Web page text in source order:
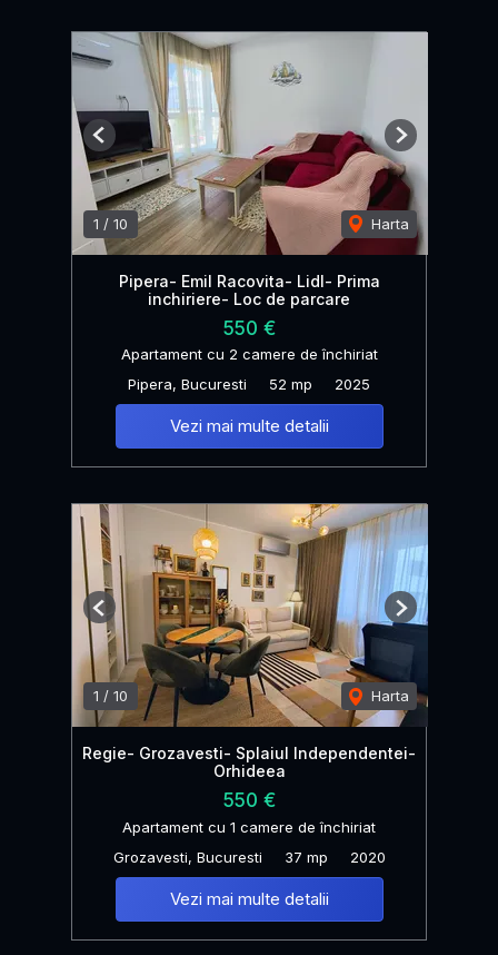
1 / 10 Harta
Previous Next
Pipera- Emil Racovita- Lidl- Prima
inchiriere- Loc de parcare
550 €
Apartament cu 2 camere de închiriat
Pipera, Bucuresti
52 mp 2025
Vezi mai multe detalii
1 / 10 Harta
Previous Next
Regie- Grozavesti- Splaiul Independentei-
Orhideea
550 €
Apartament cu 1 camere de închiriat
Grozavesti, Bucuresti
37 mp 2020
Vezi mai multe detalii